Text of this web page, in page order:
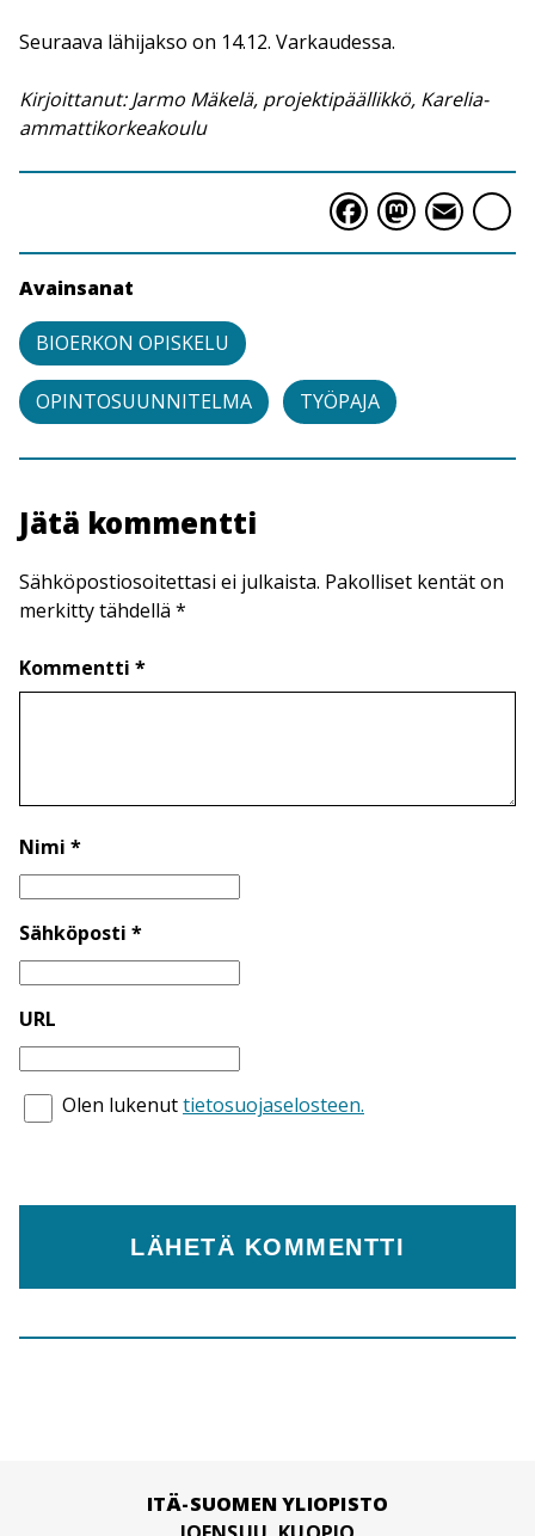
Seuraava lähijakso on 14.12. Varkaudessa.
Kirjoittanut: Jarmo Mäkelä, projektipäällikkö, Karelia-
ammattikorkeakoulu
Facebook
Avainsanat
BIOERKON OPISKELU
OPINTOSUUNNITELMA TYÖPAJA
Jätä kommentti
Sähköpostiosoitettasi ei julkaista. Pakolliset kentät on
merkitty tähdellä *
Kommentti *
Nimi *
Sähköposti *
URL
Olen lukenuttietosuojaselosteen.
ITÄ-SUOMEN YLIOPISTO